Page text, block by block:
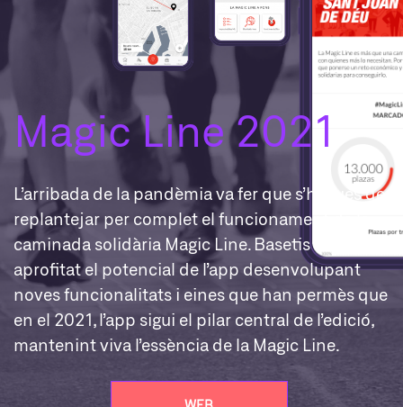
Magic Line 2021
L’arribada de la pandèmia va fer que s’hagués de
replantejar per complet el funcionament de la
caminada solidària Magic Line. Basetis ha
aprofitat el potencial de l’app desenvolupant
noves funcionalitats i eines que han permès que
en el 2021, l’app sigui el pilar central de l’edició,
mantenint viva l’essència de la Magic Line.